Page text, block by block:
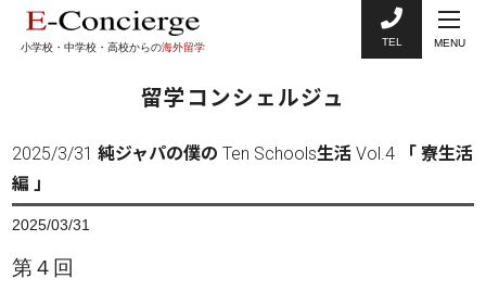
小学校・中学校・高校からの海外留学 TEL MENU
留学コンシェルジュ
2025/3/31 純ジャパの僕の Ten Schools生活 Vol.4 「 寮生活
編 」
2025/03/31
第４回